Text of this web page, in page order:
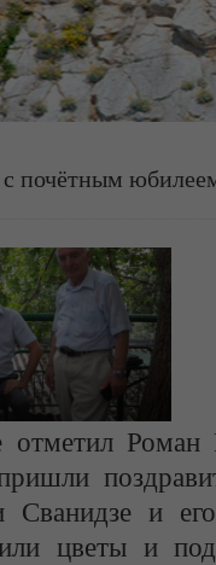
почётным
отметил
Сванидзе и
цветы и